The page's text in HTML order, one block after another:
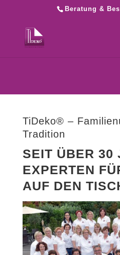
Beratung &
TiDeko® –
Tradition
SEIT ÜBER 30
EXPERTEN
AUF DEN